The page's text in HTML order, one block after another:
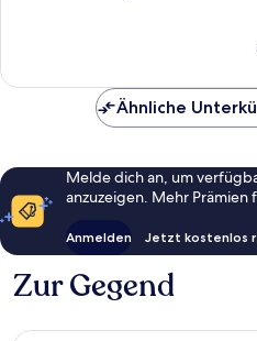
Ähnliche
Melde dich an, um
anzuzeigen. Mehr
Anmelden Jetzt kostenlos
Zur Gegend